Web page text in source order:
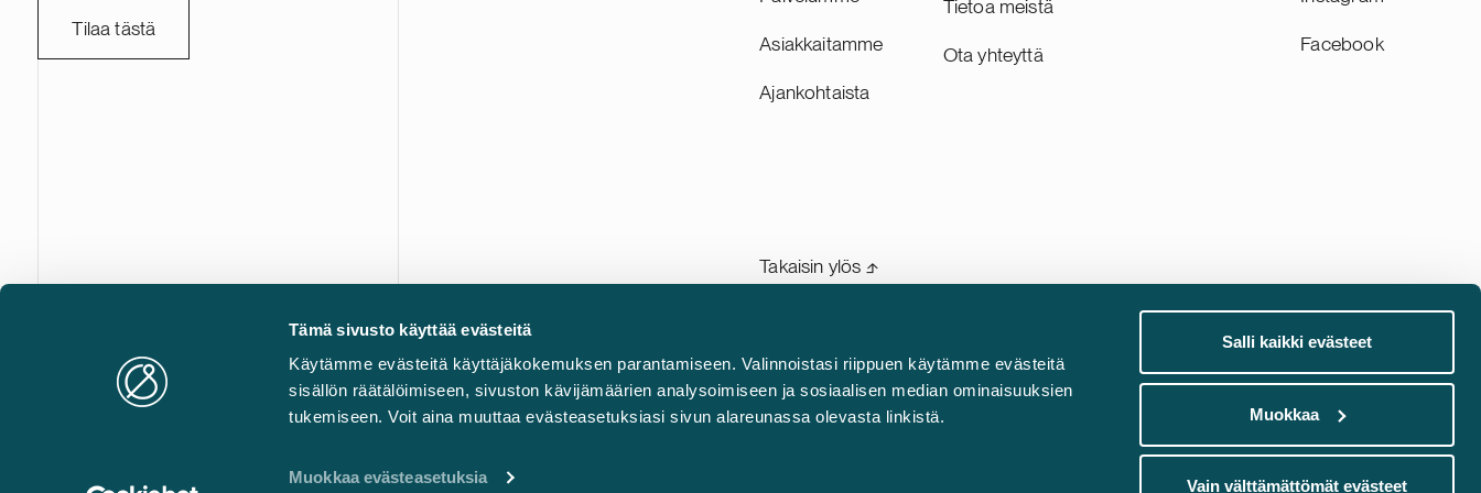
Tämä sivusto käyttää evästeitä
Käytämme evästeitä käyttäjäkokemuksen parantamiseen. Valinnoistasi riippuen käytämme evästeitä
sisällön räätälöimiseen, sivuston kävijämäärien analysoimiseen ja sosiaalisen median ominaisuuksien
tukemiseen. Voit aina muuttaa evästeasetuksiasi sivun alareunassa olevasta linkistä.
Muokkaa evästeasetuksia
Salli kaikki evästeet
Muokkaa
Vain välttämättömät evästeet
Tilaa tästä
Asiakkaitamme
Ajankohtaista
Tietoa meistä
Ota yhteyttä Facebook
Takaisin ylös ⬏
Castrén & Snellman on täyden palvelun asianajotoimisto ja
edelläkävijä kaikilla liikejuridiikan erikoisaloilla. Yhdistämme
juridisen huippuosaamisen, liiketoiminnan ymmärryksen ja
teknologian kilpailueduksesi.
Yleiset sopimusehdot
Oikeudellinen tiedonanto
Eettinen ilmoituskanava
Varoitus kalasteluyrityksistä